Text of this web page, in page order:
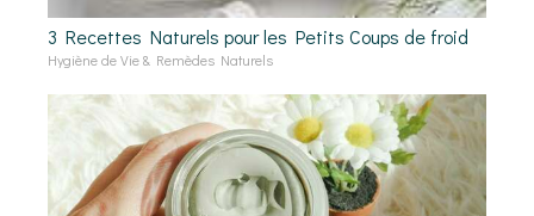
3 Recettes Naturels pour les Petits Coups de froid
Hygiène de Vie & Remèdes Naturels